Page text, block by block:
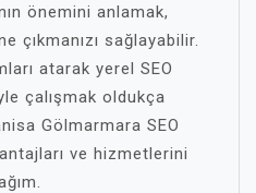
önemini anlamak,
çıkmanızı sağlayabilir.
atarak yerel SEO
çalışmak oldukça
Gölmarmara SEO
ve hizmetlerini